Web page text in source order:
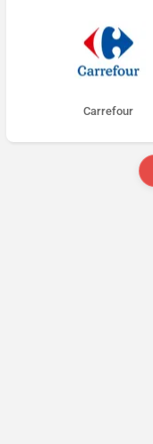
Carrefour